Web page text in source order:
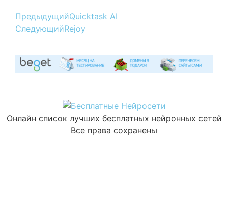
ПредыдущийQuicktask AI
СледующийRejoy
Онлайн список лучших бесплатных нейронных сетей
Все права сохранены